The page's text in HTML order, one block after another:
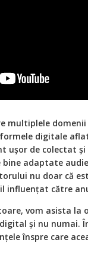
multiplele
digitale
ușor de colectat
adaptate
nu doar că
influențat către
vom asista la
și nu numai.
înspre care